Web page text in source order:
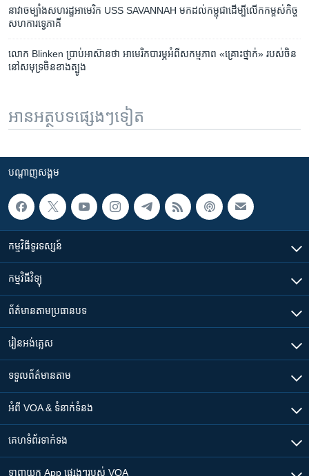
នាវា​ចម្បាំង​សហរដ្ឋអាមេរិក USS SAVANNAH មក​ដល់​កម្ពុជា​ដើម្បី​លើក​កម្ពស់​កិច្ច
សហការ​ទ្វេភាគី
លោក Blinken ប្រាប់​អាស៊ាន​ថា អាមេរិក​បារម្ភ​អំពី​សកម្មភាព «គ្រោះថ្នាក់» របស់​ចិន​
នៅ​សមុទ្រ​ចិន​ខាងត្បូង
អានអត្ថបទផ្សេងៗទៀត
បណ្តាញ​សង្គម
កម្មវិធី​ទូរទស្សន៍
កម្មវិធី​វិទ្យុ
ព័ត៌មាន​តាមប្រធានបទ​
រៀន​​អង់គ្លេស
ទទួល​ព័ត៌មាន​តាម
អំពី​ VOA & ទំនាក់ទំនង
គេហទំព័រ​​ទាក់ទង
ទាញយក​ App ផ្សេងៗ​របស់​ VOA